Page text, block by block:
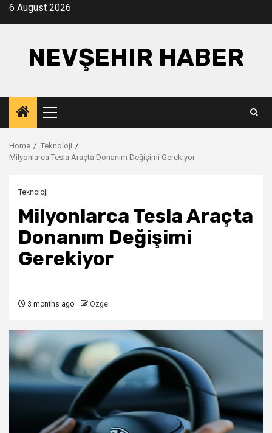
Skip6 August 2026
NEVŞEHIR HABER
Primary
Menu
Home
Teknoloji
Milyonlarca Tesla Araçta Donanım Değişimi Gerekiyor
Teknoloji
Milyonlarca Tesla Araçta
Donanım Değişimi
Gerekiyor
3 months ago Ozge